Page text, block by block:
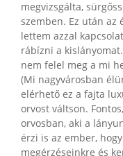
megvizsgálta,
szemben. Ez után az
lettem azzal
rábízni a
nem felel meg a mi
(Mi nagyvárosban
elérhető ez a fajta
orvost váltson.
orvosban, aki a
érzi is az ember,
megérzéseinkre és